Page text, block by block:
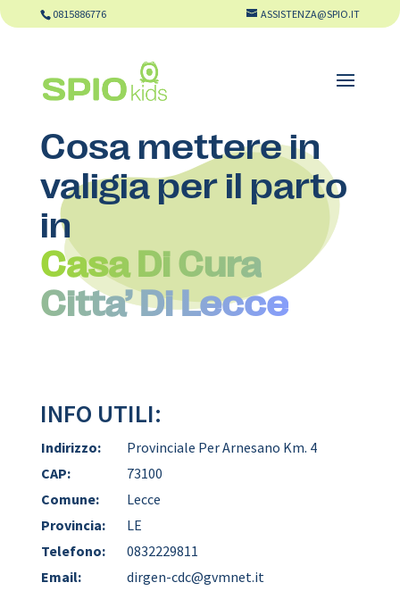
0815886776 ASSISTENZA@SPIO.IT
Cosa mettere in
valigia per il parto
in
Casa Di Cura
Citta’ Di Lecce
INFO UTILI:
Indirizzo:
Provinciale Per Arnesano Km. 4
CAP:
73100
Comune:
Lecce
Provincia:
LE
Telefono:
0832229811
Email:
dirgen-cdc@gvmnet.it